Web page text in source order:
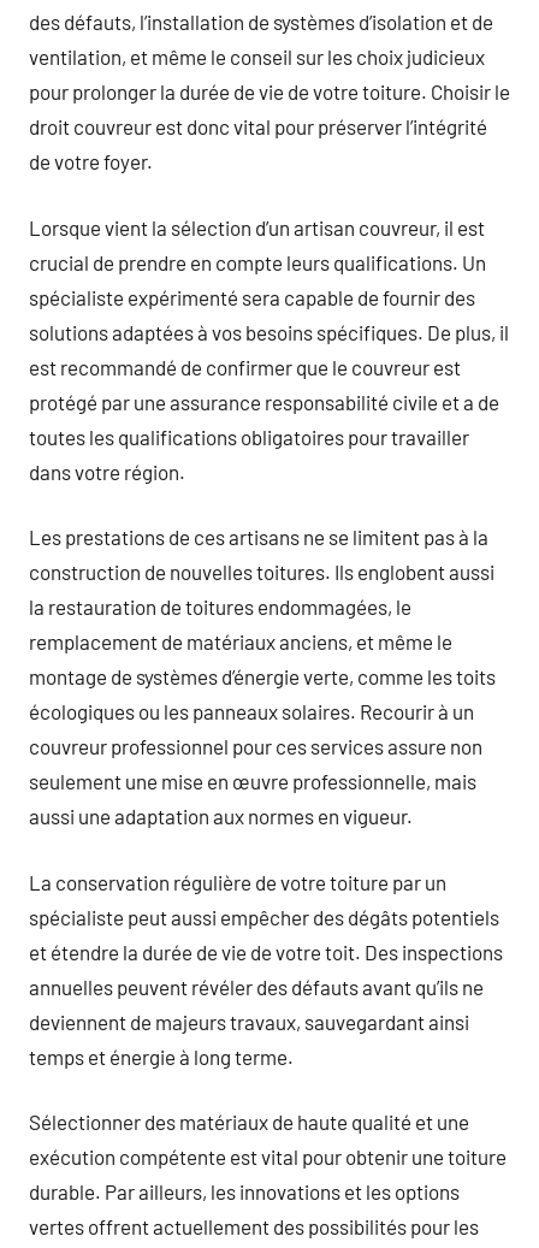
des défauts, l’installation de systèmes d’isolation et de
ventilation, et même le conseil sur les choix judicieux
pour prolonger la durée de vie de votre toiture. Choisir le
droit couvreur est donc vital pour préserver l’intégrité
de votre foyer.
Lorsque vient la sélection d’un artisan couvreur, il est
crucial de prendre en compte leurs qualifications. Un
spécialiste expérimenté sera capable de fournir des
solutions adaptées à vos besoins spécifiques. De plus, il
est recommandé de confirmer que le couvreur est
protégé par une assurance responsabilité civile et a de
toutes les qualifications obligatoires pour travailler
dans votre région.
Les prestations de ces artisans ne se limitent pas à la
construction de nouvelles toitures. Ils englobent aussi
la restauration de toitures endommagées, le
remplacement de matériaux anciens, et même le
montage de systèmes d’énergie verte, comme les toits
écologiques ou les panneaux solaires. Recourir à un
couvreur professionnel pour ces services assure non
seulement une mise en œuvre professionnelle, mais
aussi une adaptation aux normes en vigueur.
La conservation régulière de votre toiture par un
spécialiste peut aussi empêcher des dégâts potentiels
et étendre la durée de vie de votre toit. Des inspections
annuelles peuvent révéler des défauts avant qu’ils ne
deviennent de majeurs travaux, sauvegardant ainsi
temps et énergie à long terme.
Sélectionner des matériaux de haute qualité et une
exécution compétente est vital pour obtenir une toiture
durable. Par ailleurs, les innovations et les options
vertes offrent actuellement des possibilités pour les